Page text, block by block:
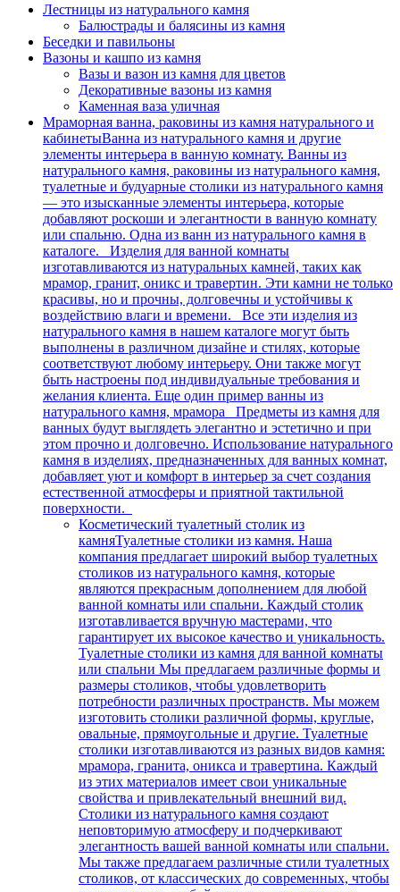
Лестницы из натурального камня
Балюстрады и балясины из камня
Беседки и павильоны
Вазоны и кашпо из камня
Вазы и вазон из камня для цветов
Декоративные вазоны из камня
Каменная ваза уличная
Мраморная ванна, раковины из камня натурального и
кабинетыВанна из натурального камня и другие
элементы интерьера в ванную комнату. Ванны из
натурального камня, раковины из натурального камня,
туалетные и будуарные столики из натурального камня
— это изысканные элементы интерьера, которые
добавляют роскоши и элегантности в ванную комнату
или спальню. Одна из ванн из натурального камня в
каталоге. Изделия для ванной комнаты
изготавливаются из натуральных камней, таких как
мрамор, гранит, оникс и травертин. Эти камни не только
красивы, но и прочны, долговечны и устойчивы к
воздействию влаги и времени. Все эти изделия из
натурального камня в нашем каталоге могут быть
выполнены в различном дизайне и стилях, которые
соответствуют любому интерьеру. Они также могут
быть настроены под индивидуальные требования и
желания клиента. Еще один пример ванны из
натурального камня, мрамора Предметы из камня для
ванных будут выглядеть элегантно и эстетично и при
этом прочно и долговечно. Использование натурального
камня в изделиях, предназначенных для ванных комнат,
добавляет уют и комфорт в интерьер за счет создания
естественной атмосферы и приятной тактильной
поверхности.
Косметический туалетный столик из
камняТуалетные столики из камня. Наша
компания предлагает широкий выбор туалетных
столиков из натурального камня, которые
являются прекрасным дополнением для любой
ванной комнаты или спальни. Каждый столик
изготавливается вручную мастерами, что
гарантирует их высокое качество и уникальность.
Туалетные столики из камня для ванной комнаты
или спальни Мы предлагаем различные формы и
размеры столиков, чтобы удовлетворить
потребности различных пространств. Мы можем
изготовить столики различной формы, круглые,
овальные, прямоугольные и другие. Туалетные
столики изготавливаются из разных видов камня:
мрамора, гранита, оникса и травертина. Каждый
из этих материалов имеет свои уникальные
свойства и привлекательный внешний вид.
Столики из натурального камня создают
неповторимую атмосферу и подчеркивают
элегантность вашей ванной комнаты или спальни.
Мы также предлагаем различные стили туалетных
столиков, от классических до современных, чтобы